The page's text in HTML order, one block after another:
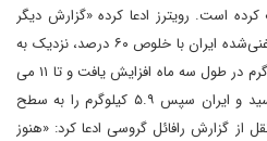
کرده است. رویترز‌ ادعا کرده «گزارش‌ دیگر
حاکی از آن است که ذخایر اورانیوم غنی‌شده ایران با خلوص ۶۰ درصد، نزدیک به
۹۰ درصد درجه تسلیحات، ۲۰.۶ کیلوگرم در طول سه ماه افزایش یافت و تا ۱۱ می‌
(۲۲ اردیبهشت) به ۱۴۲.۱ کیلوگرم رسید و ایران سپس ۵.۹ کیلوگرم را به سطح
از گزارش رافائل گروسی ادعا کرد: ‌«هنوز